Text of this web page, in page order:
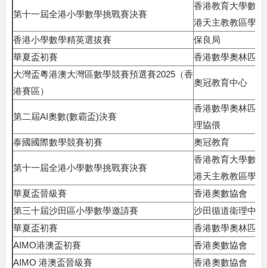
第十一屆全港小學數學挑戰賽決賽
香港教育大學數
港天主教教區學
香港小學數學精英選拔賽
保良局
華夏盃初賽
香港數學奧林匹
大灣盃粵港澳大灣區數學競賽預選賽2025（香
港賽區）
奧冠教育中心
第二屆AI奧數(數霸盃)決賽
香港數學奧林匹
理協偎
泰國國際數學競賽初賽
奧冠教育
第十一屆全港小學數學挑戰賽決賽
香港教育大學數
港天主教教區學
華夏盃晉級賽
香港奧數協會
第三十屆沙田區小學數學邀請賽
沙田循道衞理中學
華夏盃初賽
香港數學奧林匹
AIMO港澳盃初賽
香港奧數協會
AIMO 港澳盃晉級賽
香港奧數協會